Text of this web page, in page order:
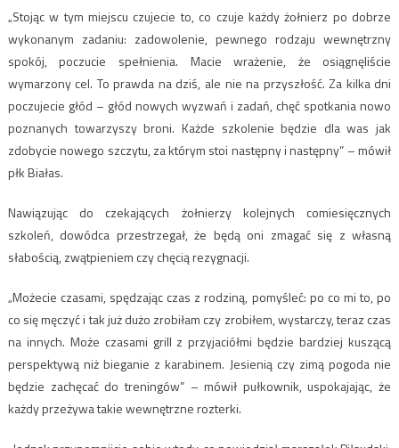
„Stojąc w tym miejscu czujecie to, co czuje każdy żołnierz po dobrze
wykonanym zadaniu: zadowolenie, pewnego rodzaju wewnętrzny
spokój, poczucie spełnienia. Macie wrażenie, że osiągnęliście
wymarzony cel. To prawda na dziś, ale nie na przyszłość. Za kilka dni
poczujecie głód – głód nowych wyzwań i zadań, chęć spotkania nowo
poznanych towarzyszy broni. Każde szkolenie będzie dla was jak
zdobycie nowego szczytu, za którym stoi następny i następny” – mówił
płk Białas.
Nawiązując do czekających żołnierzy kolejnych comiesięcznych
szkoleń, dowódca przestrzegał, że będą oni zmagać się z własną
słabością, zwątpieniem czy chęcią rezygnacji.
„Możecie czasami, spędzając czas z rodziną, pomyśleć: po co mi to, po
co się męczyć i tak już dużo zrobiłam czy zrobiłem, wystarczy, teraz czas
na innych. Może czasami grill z przyjaciółmi będzie bardziej kuszącą
perspektywą niż bieganie z karabinem. Jesienią czy zimą pogoda nie
będzie zachęcać do treningów” – mówił pułkownik, uspokajając, że
każdy przeżywa takie wewnętrzne rozterki.